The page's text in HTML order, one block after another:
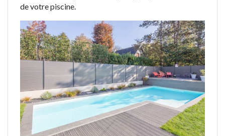
de votre piscine.